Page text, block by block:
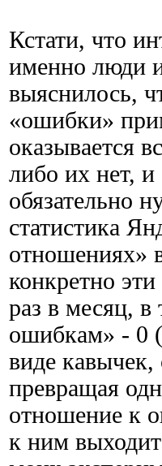
Кстати, что
именно люди
выяснилось,
«ошибки»
оказывается
либо их нет, и
обязательно
статистика
отношениях»
конкретно
раз в месяц,
ошибкам» - 0
виде кавычек,
превращая
отношение к
к ним